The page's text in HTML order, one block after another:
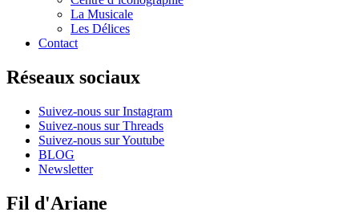
La Musicale
Les Délices
Contact
Réseaux sociaux
Suivez-nous sur Instagram
Suivez-nous sur Threads
Suivez-nous sur Youtube
BLOG
Newsletter
Fil d'Ariane